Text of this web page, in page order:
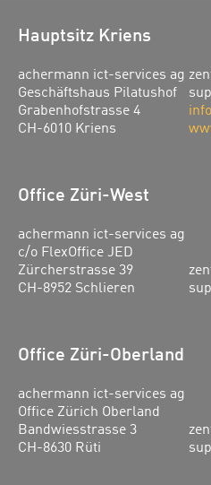
Hauptsitz Kriens
achermann ict-services ag
Geschäftshaus Pilatushof
Grabenhofstrasse 4
CH-6010 Kriens
Office Züri-West
achermann ict-services ag
c/o FlexOffice JED
Zürcherstrasse 39
CH-8952 Schlieren
Office Züri-Oberland
achermann ict-services ag
Office Zürich Oberland
Bandwiesstrasse 3
CH-8630 Rüti